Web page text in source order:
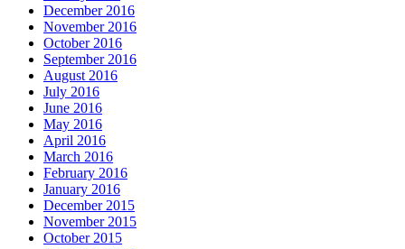
December 2016
November 2016
October 2016
September 2016
August 2016
July 2016
June 2016
May 2016
April 2016
March 2016
February 2016
January 2016
December 2015
November 2015
October 2015